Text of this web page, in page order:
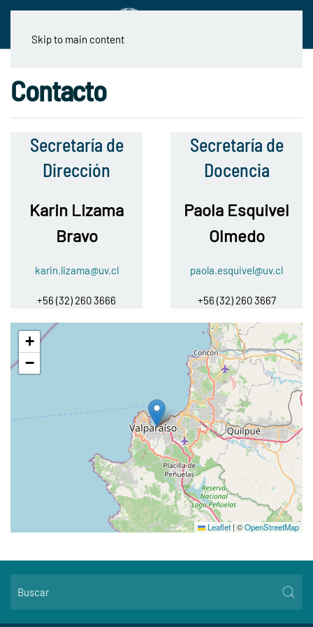
Skip to main content
Contacto
Secretaría de
Dirección
Karin Lizama
Bravo
karin.lizama@uv.cl
+56 (32) 260 3666
Secretaría de
Docencia
Paola Esquivel
Olmedo
paola.esquivel@uv.cl
+56 (32) 260 3667
+
−
Leaflet | ©OpenStreetMap